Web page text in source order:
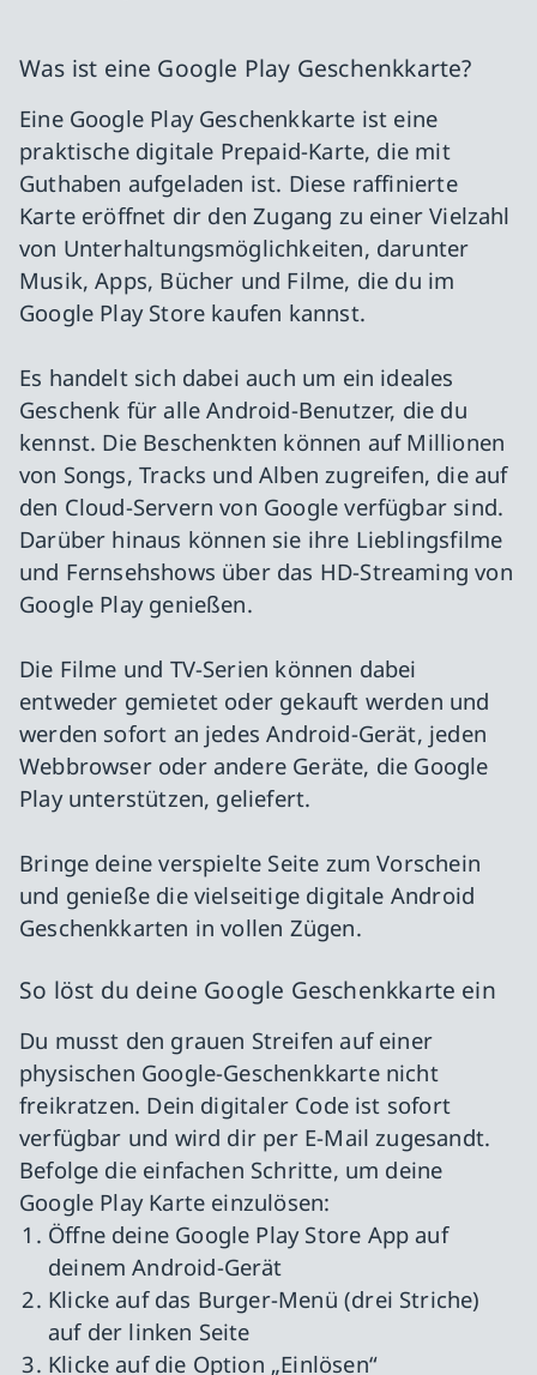
Was ist eine Google Play Geschenkkarte?
Eine Google Play Geschenkkarte ist eine
praktische digitale Prepaid-Karte, die mit
Guthaben aufgeladen ist. Diese raffinierte
Karte eröffnet dir den Zugang zu einer Vielzahl
von Unterhaltungsmöglichkeiten, darunter
Musik, Apps, Bücher und Filme, die du im
Google Play Store kaufen kannst.
Es handelt sich dabei auch um ein ideales
Geschenk für alle Android-Benutzer, die du
kennst. Die Beschenkten können auf Millionen
von Songs, Tracks und Alben zugreifen, die auf
den Cloud-Servern von Google verfügbar sind.
Darüber hinaus können sie ihre Lieblingsfilme
und Fernsehshows über das HD-Streaming von
Google Play genießen.
Die Filme und TV-Serien können dabei
entweder gemietet oder gekauft werden und
werden sofort an jedes Android-Gerät, jeden
Webbrowser oder andere Geräte, die Google
Play unterstützen, geliefert.
Bringe deine verspielte Seite zum Vorschein
und genieße die vielseitige digitale Android
Geschenkkarten in vollen Zügen.
So löst du deine Google Geschenkkarte ein
Du musst den grauen Streifen auf einer
physischen Google-Geschenkkarte nicht
freikratzen. Dein digitaler Code ist sofort
verfügbar und wird dir per E-Mail zugesandt.
Befolge die einfachen Schritte, um deine
Google Play Karte einzulösen:
Öffne deine Google Play Store App auf
deinem Android-Gerät
Klicke auf das Burger-Menü (drei Striche)
auf der linken Seite
Klicke auf die Option „Einlösen“